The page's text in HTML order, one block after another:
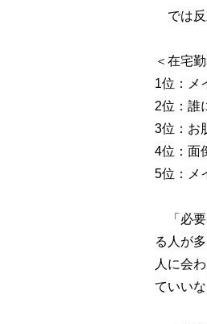
では反
＜在宅
1位：メ
2位：誰
3位：お
4位：面
5位：メ
「必要
る人が
人に会
ていい